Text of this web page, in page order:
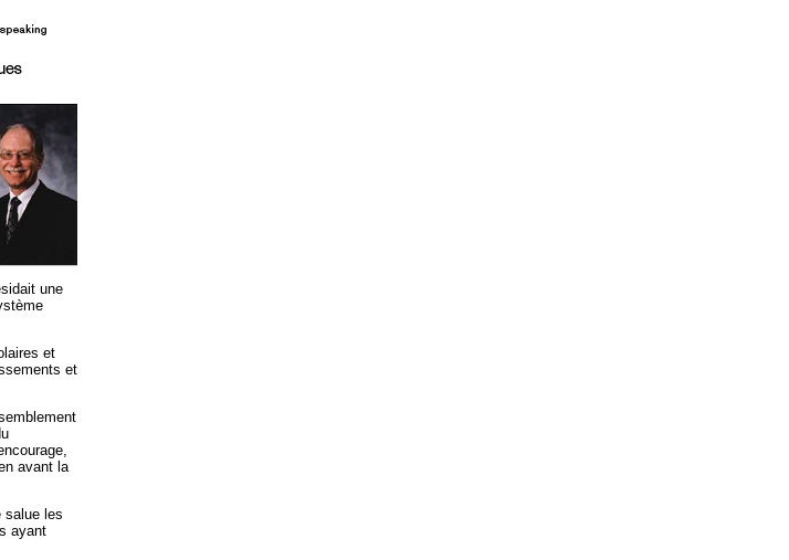
une
et
et
avant la
salue les
ayant